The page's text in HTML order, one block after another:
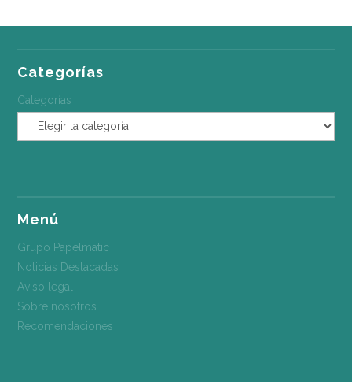
Categorías
Categorías
Menú
Grupo Papelmatic
Noticias Destacadas
Aviso legal
Sobre nosotros
Recomendaciones